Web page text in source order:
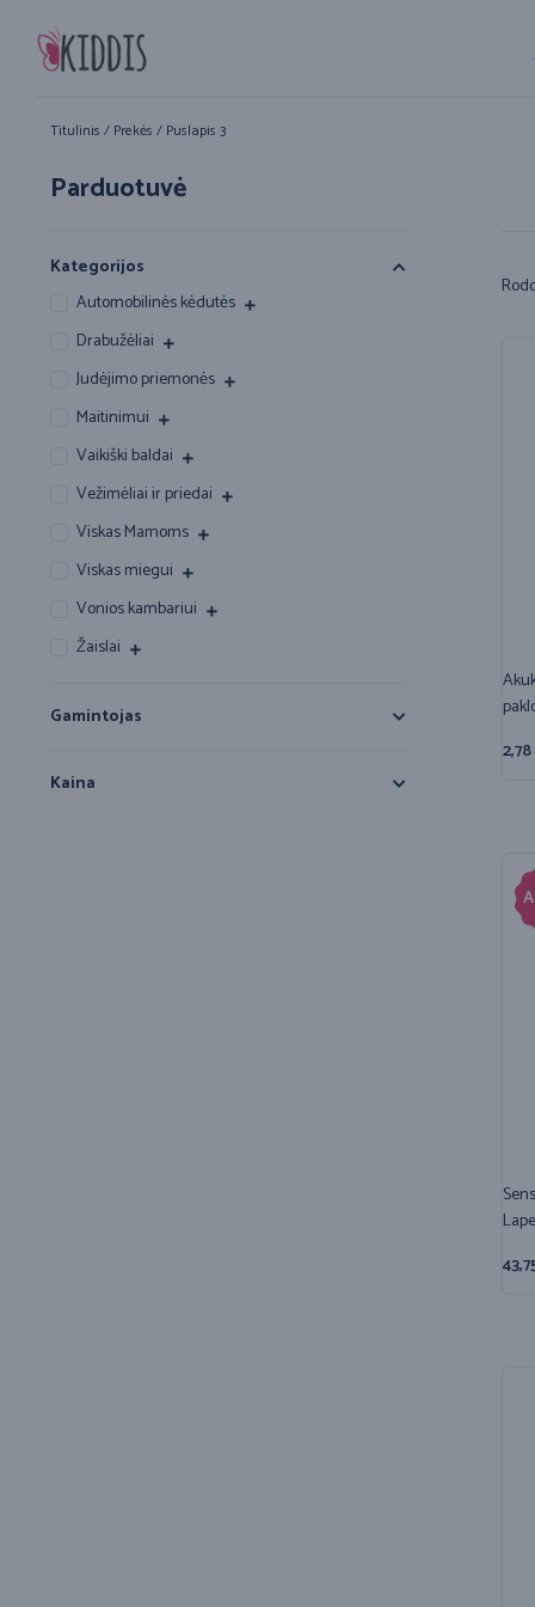
Titulinis / Prekės / Puslapis 3
Parduotuvė
Kategorijos
Automobilinės kėdutės
Drabužėliai
Judėjimo priemonės
Maitinimui
Vaikiški baldai
Vežimėliai ir priedai
Viskas Mamoms
Viskas miegui
Vonios kambariui
Žaislai
Gamintojas
Kaina
2,78